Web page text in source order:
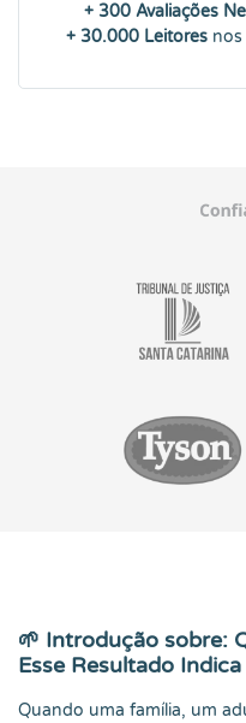
+ 300 Avaliações
+ 30.000 Leitoresnos
🌱 Introdução sobre:
Esse Resultado Indica
Quando uma família, um